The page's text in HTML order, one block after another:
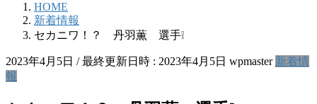
HOME
新着情報
セカニワ！？ 丹羽薫 選手❕
2023年4月5日 / 最終更新日時 : 2023年4月5日 wpmaster 新着情
報